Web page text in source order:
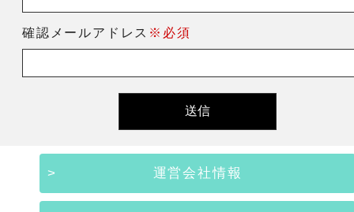
確認メールアドレス ※必須
運営会社情報